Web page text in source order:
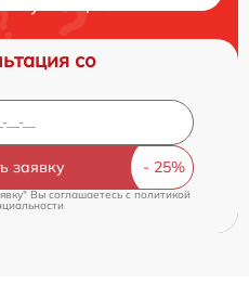
со
заявку
Вы соглашаетесь cполитикой